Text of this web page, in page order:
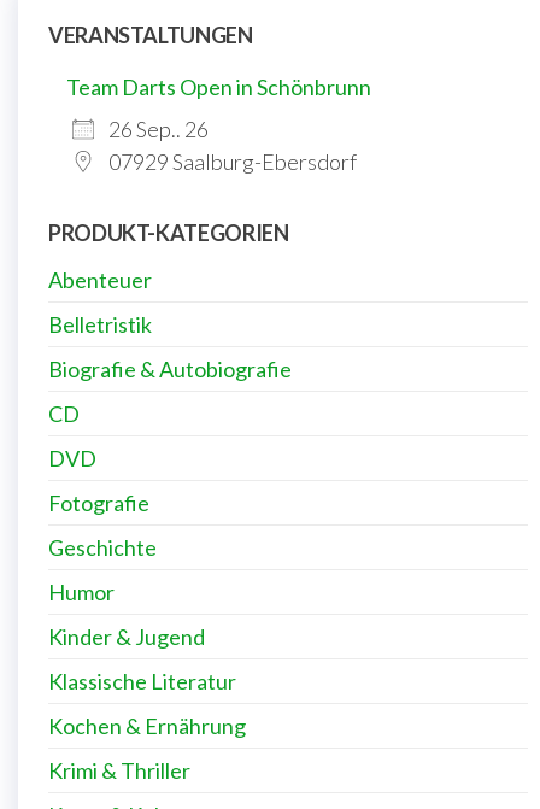
VERANSTALTUNGEN
Team Darts Open in Schönbrunn
26 Sep.. 26
07929 Saalburg-Ebersdorf
PRODUKT-KATEGORIEN
Abenteuer
Belletristik
Biografie & Autobiografie
CD
DVD
Fotografie
Geschichte
Humor
Kinder & Jugend
Klassische Literatur
Kochen & Ernährung
Krimi & Thriller